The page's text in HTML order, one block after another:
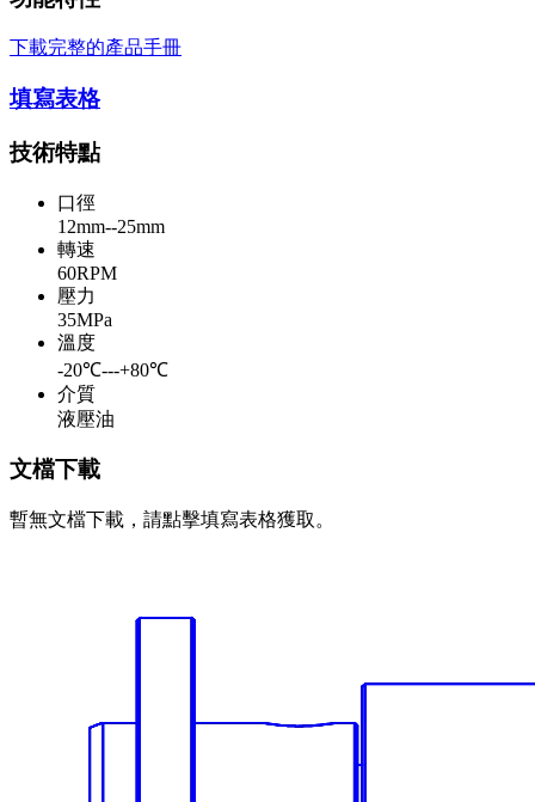
下載完整的產品手冊
填寫表格
技術特點
口徑
12mm--25mm
轉速
60RPM
壓力
35MPa
溫度
-20℃---+80℃
介質
液壓油
文檔下載
暫無文檔下載，請點擊填寫表格獲取。